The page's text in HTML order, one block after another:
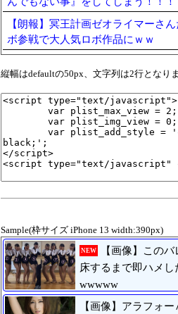
【朗報】冥王計画ゼオライマーさ
ボ参戦で大人気ロボ作品にｗｗ
縦幅はdefaultの50px、文字列は2行となり
Sample(枠サイズ iPhone 13 width:390px)
NEW
【画像】この
床するまで即ハメ
wwwww
【画像】アラフォ